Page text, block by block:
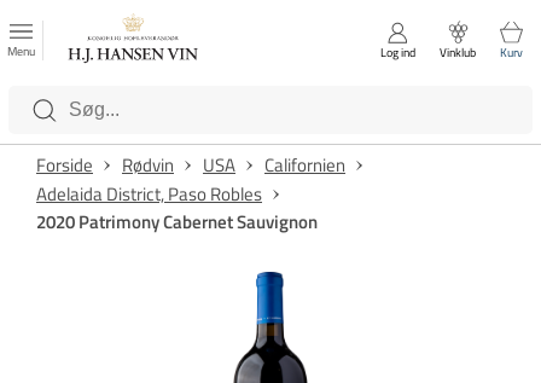
Luk
Kategorier
Menu Log ind Vinklub Kurv
Forside Rødvin USA
Californien
Adelaida District, Paso Robles
2020 Patrimony Cabernet Sauvignon